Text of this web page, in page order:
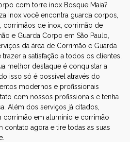
com torre inox Bosque Maia?
Inox você encontra guarda corpos,
corrimãos de inox, corrimão de
e Guarda Corpo em São Paulo,
da área de Corrimão e Guarda
a satisfação a todos os clientes,
melhor destaque é conquistar a
isso só é possível através do
modernos e profissionais
com nossos profissionais e tenha
Além dos serviços já citados,
corrimão em alumínio e corrimão
contato agora e tire todas as suas